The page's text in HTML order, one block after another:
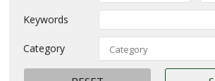
Keywords
Category